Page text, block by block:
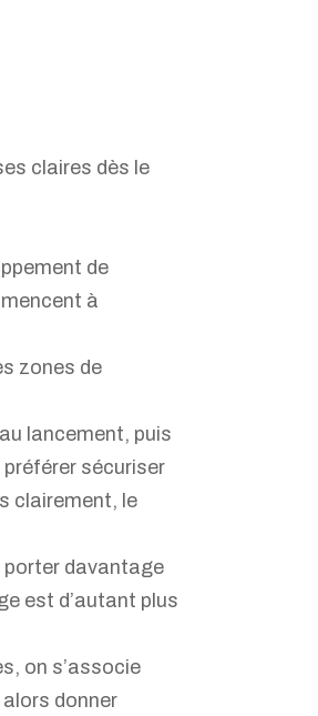
claires dès le
de
à
zones de
lancement, puis
préférer sécuriser
clairement, le
porter davantage
est d’autant plus
on s’associe
donner